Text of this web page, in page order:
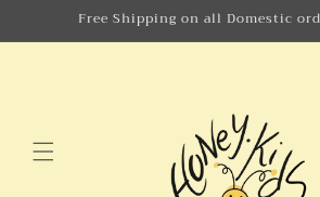
Skip toFree Shipping on all Domestic